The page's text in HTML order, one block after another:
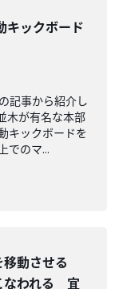
キックボード
記事から紹介し
木が有名な本部
キックボードを
でのマ...
動させる
なわれる 宜